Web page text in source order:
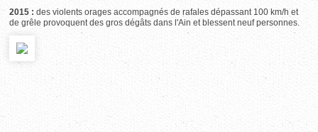
2015 : des violents orages accompagnés de rafales dépassant 100 km/h et
de grêle provoquent des gros dégâts dans l'Ain et blessent neuf personnes.